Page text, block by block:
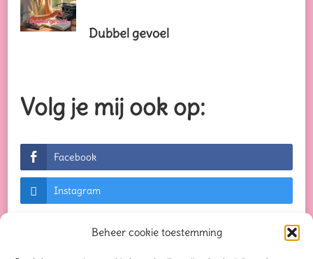
Beheer cookie toestemming
Dubbel gevoel
Volg je mij ook op:
Facebook
Instagram